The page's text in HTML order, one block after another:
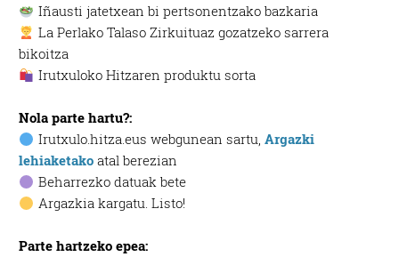
​ Iñausti jatetxean bi pertsonentzako bazkaria
​ La Perlako Talaso Zirkuituaz gozatzeko sarrera
bikoitza
​ Irutxuloko Hitzaren produktu sorta
Nola parte hartu?:
Irutxulo.hitza.eus webgunean sartu, Argazki
lehiaketako atal berezian
Beharrezko datuak bete
Argazkia kargatu. Listo!
Parte hartzeko epea: